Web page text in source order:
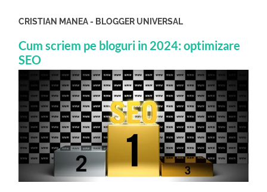
CRISTIAN MANEA - BLOGGER UNIVERSAL
Cum scriem pe bloguri in 2024: optimizare
SEO